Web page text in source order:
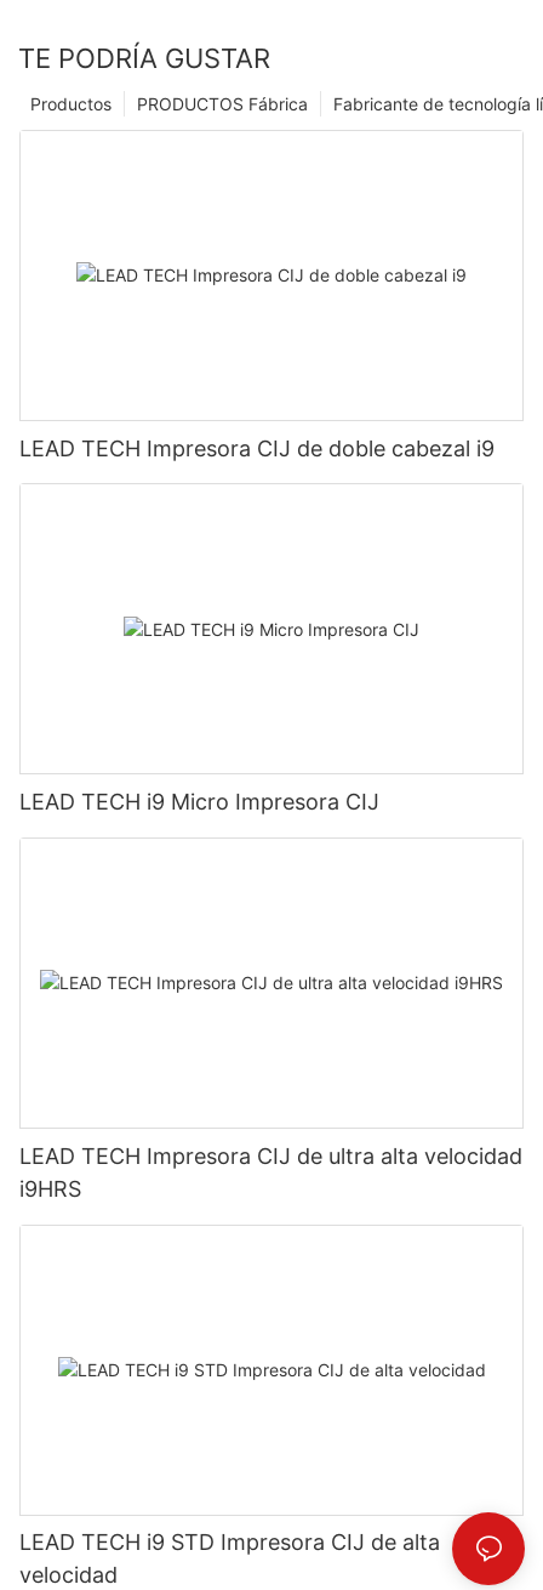
TE PODRÍA GUSTAR
Fabricante de tecnología
PRODUCTOS Fábrica
Productos
LEAD TECH Impresora CIJ de doble cabezal i9
LEAD TECH i9 Micro Impresora CIJ
LEAD TECH Impresora CIJ de ultra alta velocidad
i9HRS
LEAD TECH i9 STD Impresora CIJ de alta
velocidad